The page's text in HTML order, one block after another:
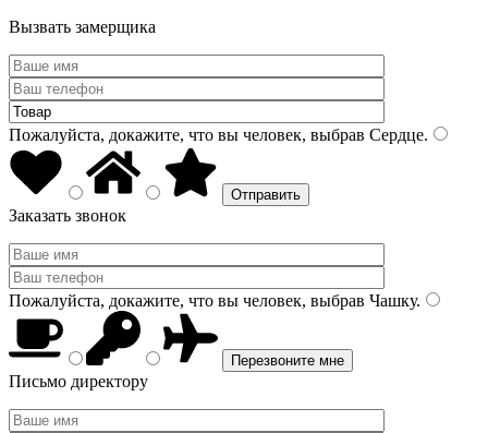
Вызвать замерщика
Пожалуйста, докажите, что вы человек, выбрав Сердце.
Заказать звонок
Пожалуйста, докажите, что вы человек, выбрав Чашку.
Письмо директору